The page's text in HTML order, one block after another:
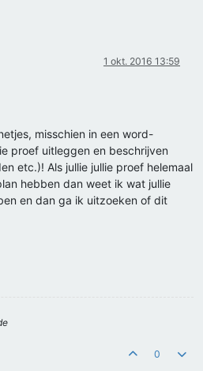
1 okt. 2016 13:59
misschien in een word-
proef uitleggen en beschrijven
etc.)! Als jullie jullie proef helemaal
hebben dan weet ik wat jullie
en dan ga ik uitzoeken of dit
0